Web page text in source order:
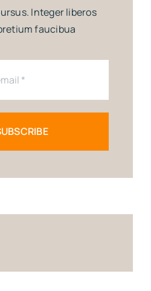
Integer liberos
faucibua